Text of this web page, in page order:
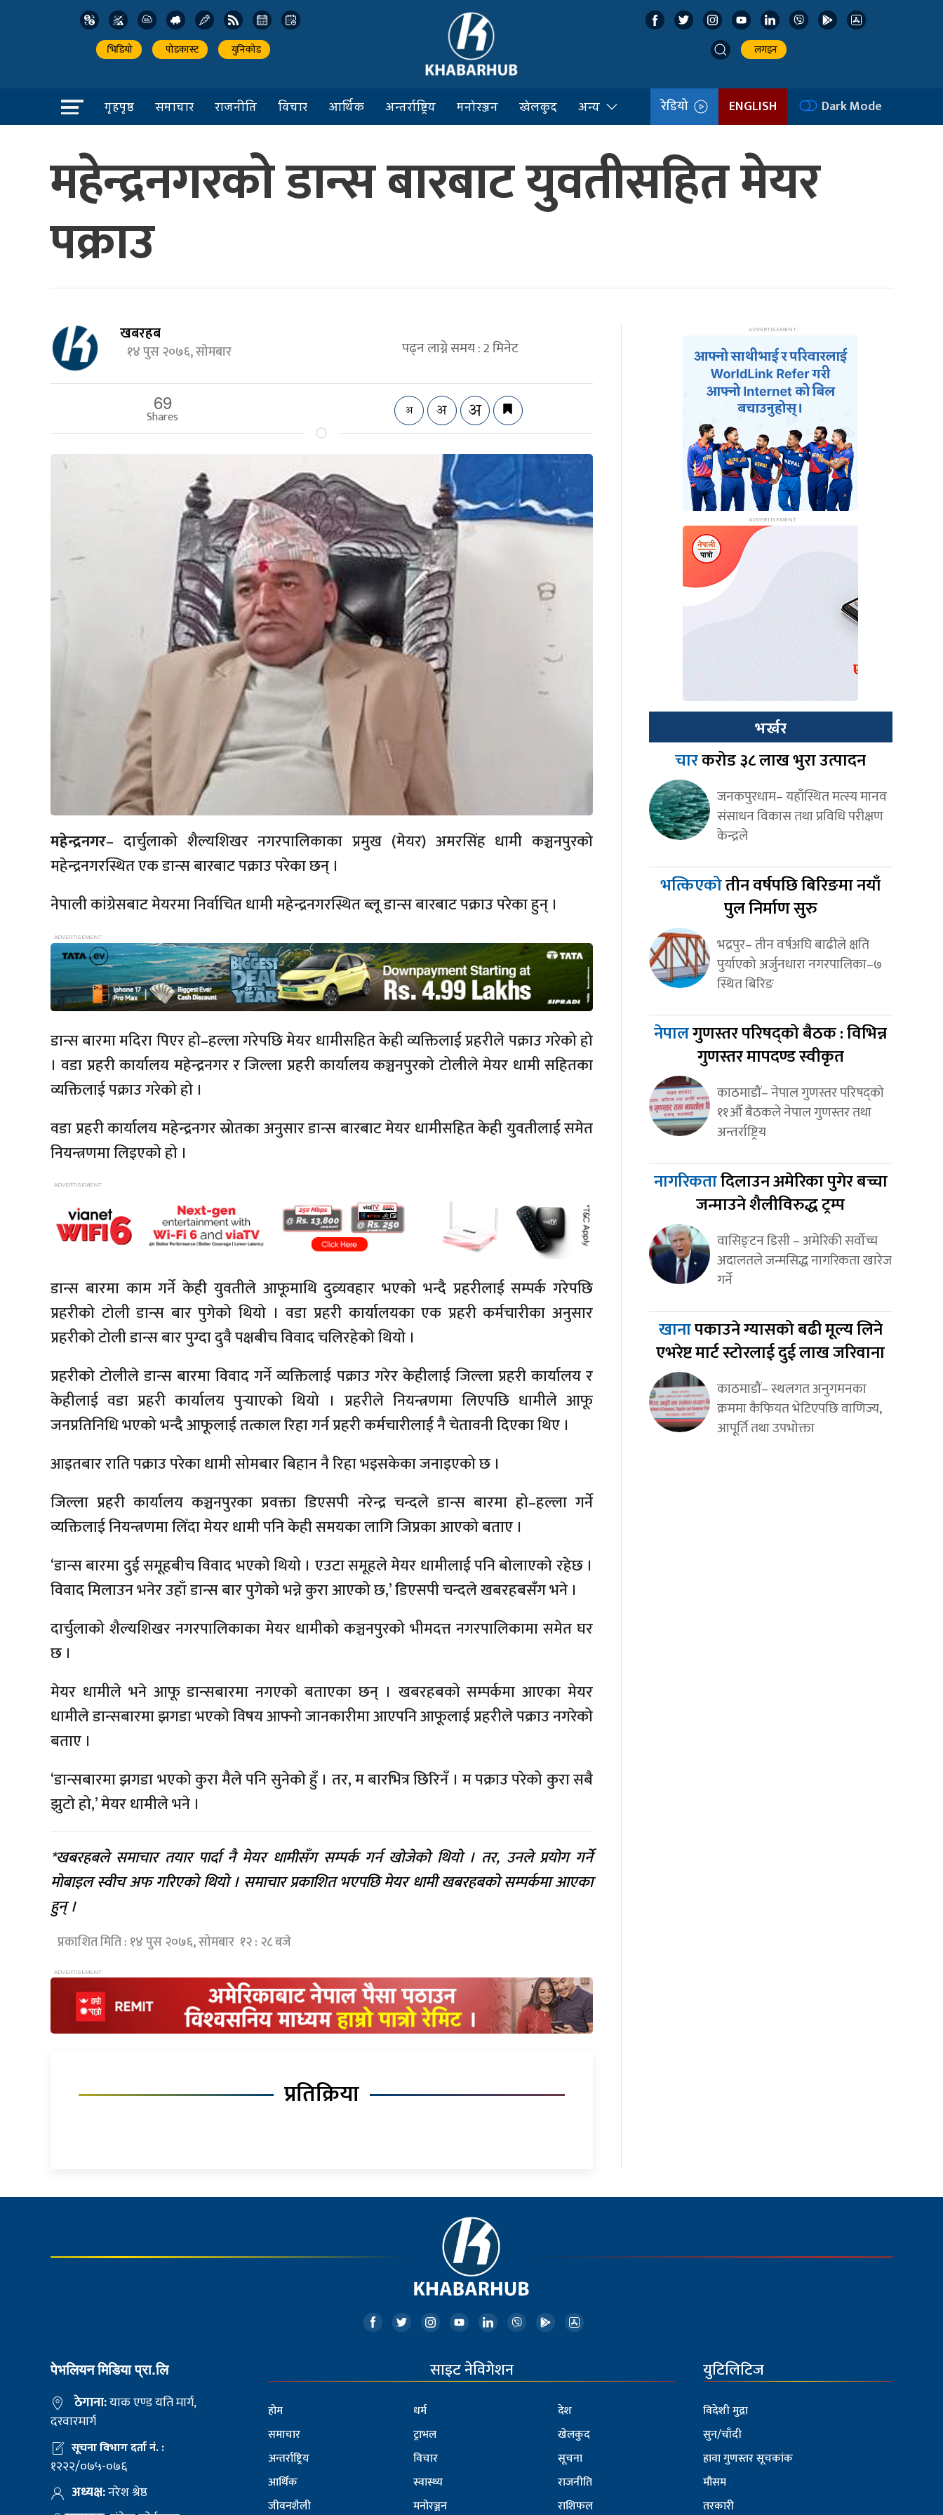
भिडियो पोडकास्ट युनिकोड लगइन
गृहपृष्ठ समाचार राजनीति विचार आर्थिक अन्तर्राष्ट्रिय मनोरञ्जन खेलकुद अन्य रेडियो ENGLISH Dark Mode
महेन्द्रनगरको डान्स बारबाट युवतीसहित मेयर
पक्राउ
खबरहब
१४ पुस २०७६, सोमबार पढ्न लाग्ने समय :2मिनेट
69
Shares
महेन्द्रनगर– दार्चुलाको शैल्यशिखर नगरपालिकाका प्रमुख (मेयर) अमरसिंह धामी कञ्चनपुरको
महेन्द्रनगरस्थित एक डान्स बारबाट पक्राउ परेका छन् ।
नेपाली कांग्रेसबाट मेयरमा निर्वाचित धामी महेन्द्रनगरस्थित ब्लू डान्स बारबाट पक्राउ परेका हुन् ।
डान्स बारमा मदिरा पिएर हो–हल्ला गरेपछि मेयर धामीसहित केही व्यक्तिलाई प्रहरीले पक्राउ गरेको हो
। वडा प्रहरी कार्यालय महेन्द्रनगर र जिल्ला प्रहरी कार्यालय कञ्चनपुरको टोलीले मेयर धामी सहितका
व्यक्तिलाई पक्राउ गरेको हो ।
वडा प्रहरी कार्यालय महेन्द्रनगर स्रोतका अनुसार डान्स बारबाट मेयर धामीसहित केही युवतीलाई समेत
नियन्त्रणमा लिइएको हो ।
डान्स बारमा काम गर्ने केही युवतीले आफूमाथि दुव्र्यवहार भएको भन्दै प्रहरीलाई सम्पर्क गरेपछि
प्रहरीको टोली डान्स बार पुगेको थियो । वडा प्रहरी कार्यालयका एक प्रहरी कर्मचारीका अनुसार
प्रहरीको टोली डान्स बार पुग्दा दुवै पक्षबीच विवाद चलिरहेको थियो ।
प्रहरीको टोलीले डान्स बारमा विवाद गर्ने व्यक्तिलाई पक्राउ गरेर केहीलाई जिल्ला प्रहरी कार्यालय र
केहीलाई वडा प्रहरी कार्यालय पुर्‍याएको थियो । प्रहरीले नियन्त्रणमा लिएपछि धामीले आफू
जनप्रतिनिधि भएको भन्दै आफूलाई तत्काल रिहा गर्न प्रहरी कर्मचारीलाई नै चेतावनी दिएका थिए ।
आइतबार राति पक्राउ परेका धामी सोमबार बिहान नै रिहा भइसकेका जनाइएको छ ।
जिल्ला प्रहरी कार्यालय कञ्चनपुरका प्रवक्ता डिएसपी नरेन्द्र चन्दले डान्स बारमा हो–हल्ला गर्ने
व्यक्तिलाई नियन्त्रणमा लिँदा मेयर धामी पनि केही समयका लागि जिप्रका आएको बताए ।
‘डान्स बारमा दुई समूहबीच विवाद भएको थियो । एउटा समूहले मेयर धामीलाई पनि बोलाएको रहेछ ।
विवाद मिलाउन भनेर उहाँ डान्स बार पुगेको भन्ने कुरा आएको छ,’ डिएसपी चन्दले खबरहबसँग भने ।
दार्चुलाको शैल्यशिखर नगरपालिकाका मेयर धामीको कञ्चनपुरको भीमदत्त नगरपालिकामा समेत घर
छ ।
मेयर धामीले भने आफू डान्सबारमा नगएकाे बताएका छन् । खबरहबको सम्पर्कमा आएका मेयर
धामीले डान्सबारमा झगडा भएको विषय आफ्नो जानकारीमा आएपनि आफूलाई प्रहरीले पक्राउ नगरेको
बताए ।
‘डान्सबारमा झगडा भएको कुरा मैले पनि सुनेको हुँ । तर, म बारभित्र छिरिनँ । म पक्राउ परेको कुरा सबै
झुटो हो,’ मेयर धामीले भने ।
*खबरहबले समाचार तयार पार्दा नै मेयर धामीसँग सम्पर्क गर्न खोजेको थियो । तर, उनले प्रयोग गर्ने
मोबाइल स्वीच अफ गरिएको थियो । समाचार प्रकाशित भएपछि मेयर धामी खबरहबको सम्पर्कमा आएका
हुन् ।
प्रकाशित मिति : १४ पुस २०७६, सोमबार १२ : २८ बजे
प्रतिक्रिया
भर्खर
चारकरोड ३८ लाख भुरा उत्पादन
जनकपुरधाम– यहाँस्थित मत्स्य मानव
संसाधन विकास तथा प्रविधि परीक्षण
केन्द्रले
भत्किएकोतीन वर्षपछि बिरिङमा नयाँ
पुल निर्माण सुरु
भद्रपुर– तीन वर्षअघि बाढीले क्षति
पुर्याएको अर्जुनधारा नगरपालिका–७
स्थित बिरिङ
नेपालगुणस्तर परिषद्को बैठक : विभिन्न
गुणस्तर मापदण्ड स्वीकृत
काठमाडौं– नेपाल गुणस्तर परिषद्को
११औँ बैठकले नेपाल गुणस्तर तथा
अन्तर्राष्ट्रिय
नागरिकतादिलाउन अमेरिका पुगेर बच्चा
जन्माउने शैलीविरुद्ध ट्रम्प
वासिङ्टन डिसी – अमेरिकी सर्वोच्च
अदालतले जन्मसिद्ध नागरिकता खारेज
गर्ने
खानापकाउने ग्यासको बढी मूल्य लिने
एभरेष्ट मार्ट स्टोरलाई दुई लाख जरिवाना
काठमाडौं– स्थलगत अनुगमनका
क्रममा कैफियत भेटिएपछि वाणिज्य,
आपूर्ति तथा उपभोक्ता
पेभलियन मिडिया प्रा.लि
ठेगाना:याक एण्ड यति मार्ग,
दरवारमार्ग
सूचना विभाग दर्ता नं. :
१२२२/०७५-०७६
अध्यक्ष:नरेश श्रेष्ठ
साइट नेविगेशन
होम
समाचार
अन्तर्राष्ट्रिय
आर्थिक
जीवनशैली
धर्म
ट्राभल
विचार
स्वास्थ्य
मनोरञ्जन
देश
खेलकुद
सूचना
राजनीति
राशिफल
युटिलिटिज
विदेशी मुद्रा
सुन/चाँदी
हावा गुणस्तर सूचकांक
मौसम
तरकारी